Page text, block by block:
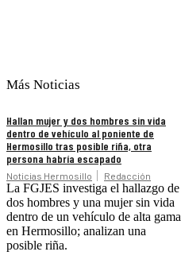
Más Noticias
Hallan mujer y dos hombres sin vida
dentro de vehículo al poniente de
Hermosillo tras posible riña, otra
persona habría escapado
Noticias Hermosillo Redacción
La FGJES investiga el hallazgo de
dos hombres y una mujer sin vida
dentro de un vehículo de alta gama
en Hermosillo; analizan una
posible riña.